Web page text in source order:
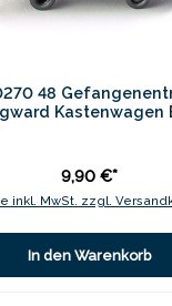
48
Kastenwagen
9,90 €*
inkl. MwSt. zzgl.
In den Warenkorb